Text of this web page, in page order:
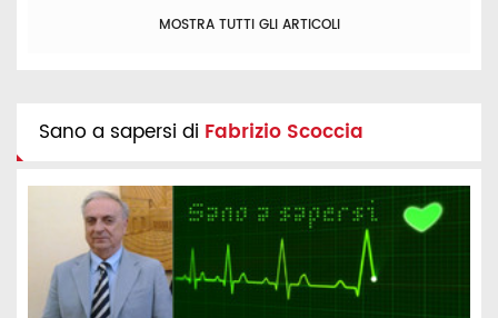
MOSTRA TUTTI GLI ARTICOLI
Sano a sapersi di Fabrizio Scoccia